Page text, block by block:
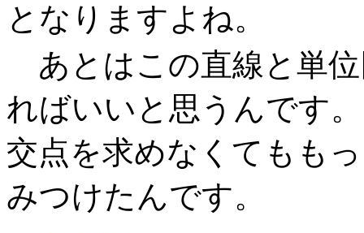
となりますよね。
あとはこの直線と単
ればいいと思うんです
交点を求めなくてもも
みつけたんです。